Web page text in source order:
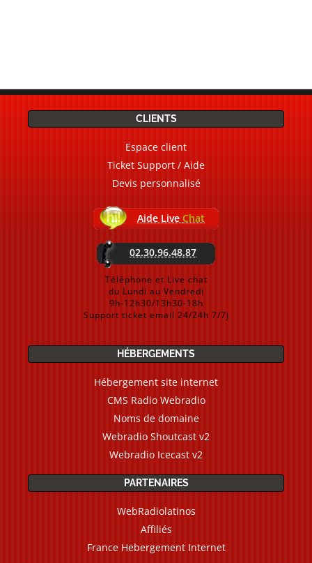
CLIENTS
Espace client
Ticket Support / Aide
Devis personnalisé
Aide Live Chat
02.30.96.48.87
Téléphone et Live chat
du Lundi au Vendredi
9h-12h30/13h30-18h
Support ticket email 24/24h 7/7j
HÉBERGEMENTS
Hébergement site internet
CMS Radio Webradio
Noms de domaine
Webradio Shoutcast v2
Webradio Icecast v2
PARTENAIRES
WebRadiolatinos
Affiliés
France Hebergement Internet